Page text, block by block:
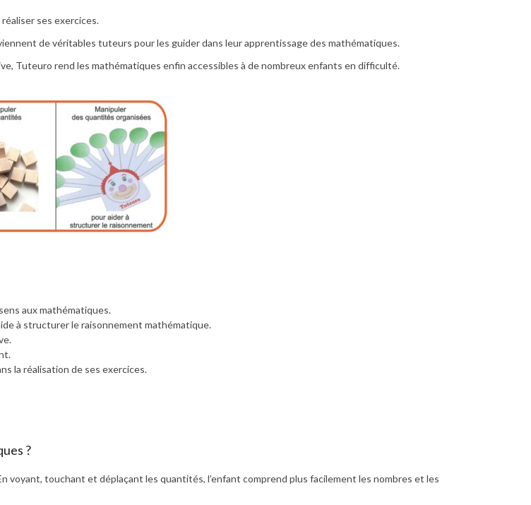
ses exercices.
de véritables tuteurs pour les guider dans leur apprentissage des mathématiques.
Tuteuro rend les mathématiques enfin accessibles à de nombreux enfants en difficulté.
aux mathématiques.
à structurer le raisonnement mathématique.
la réalisation de ses exercices.
?
voyant, touchant et déplaçant les quantités, l’enfant comprend plus facilement les nombres et les